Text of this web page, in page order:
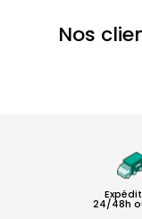
Nos
24/48h